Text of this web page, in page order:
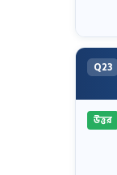
Q23
উত্তর